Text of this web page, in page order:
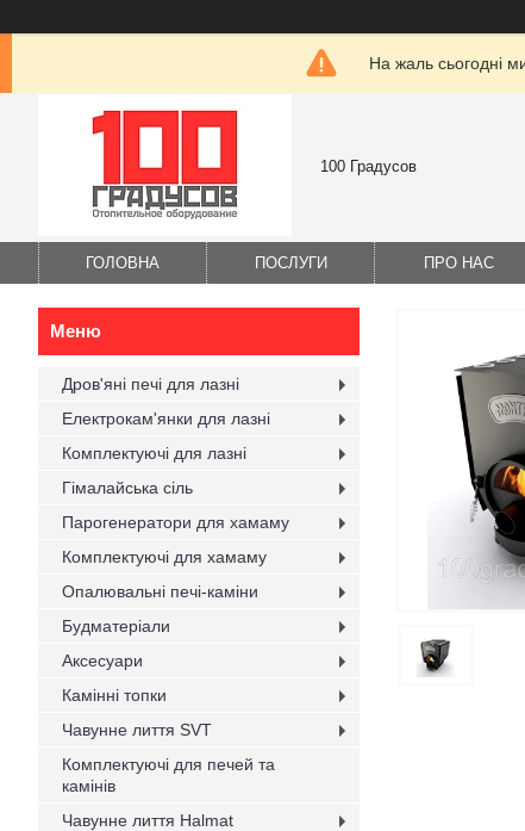
На жаль сьогодні
100 Градусов
ГОЛОВНА ПОСЛУГИ ПРО НАС
Дров'яні печі для лазні
Електрокам'янки для лазні
Комплектуючі для лазні
Гімалайська сіль
Парогенератори для хамаму
Комплектуючі для хамаму
Опалювальні печі-каміни
Будматеріали
Аксесуари
Камінні топки
Чавунне лиття SVT
Комплектуючі для печей та
камінів
Чавунне лиття Halmat